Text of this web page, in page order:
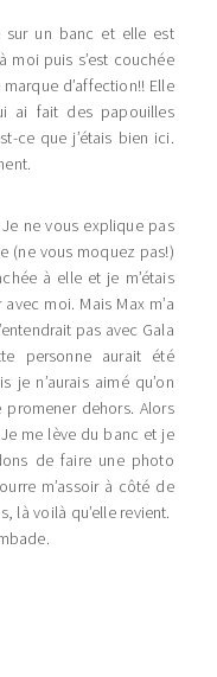
sur un banc et elle est
moi puis s’est couchée
d’affection!! Elle
ai fait des papouilles
ce que j’étais bien ici.
ne vous explique pas
(ne vous moquez pas!)
à elle et je m’étais
moi. Mais Max m’a
pas avec Gala
personne aurait été
je n’aurais aimé qu’on
dehors. Alors
me lève du banc et je
de faire une photo
m’assoir à côté de
là voilà qu’elle revient.